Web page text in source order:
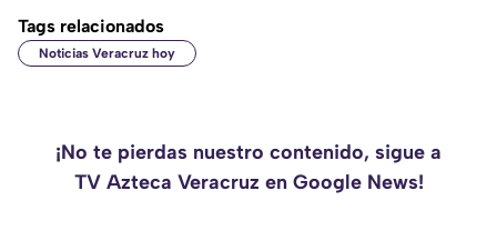
Tags relacionados
Noticias Veracruz hoy
¡No te pierdas nuestro contenido, sigue a
TV Azteca Veracruz en Google News!